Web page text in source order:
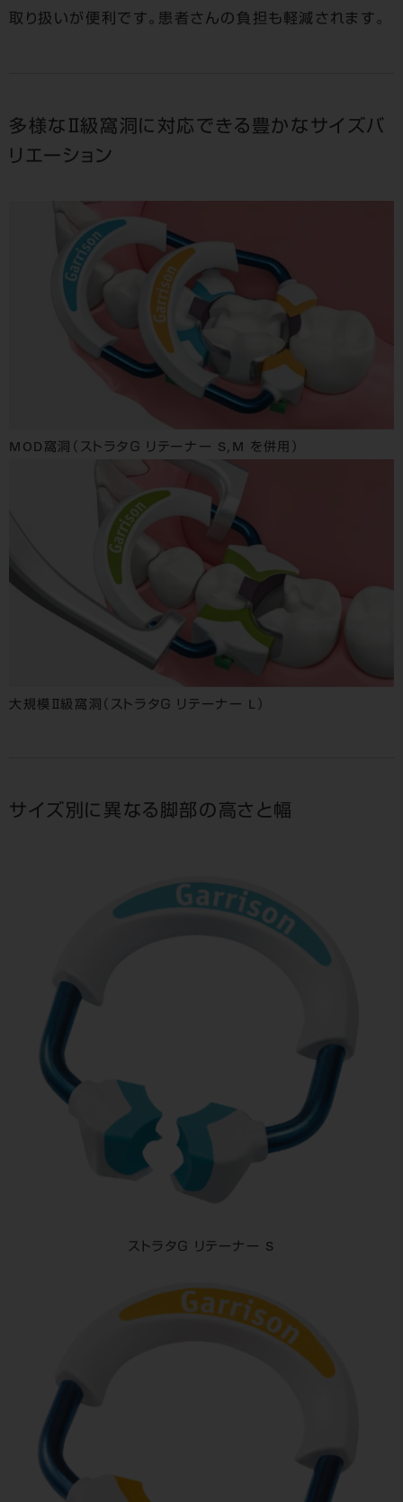
取り扱いが便利です。患者さんの負担も軽減されます。
多様なⅡ級窩洞に対応できる豊かなサイズバ
リエーション
MOD窩洞（ストラタＧ リテーナー S,M を併用）
大規模Ⅱ級窩洞（ストラタＧ リテーナー L）
サイズ別に異なる脚部の高さと幅
ストラタＧ リテーナー S